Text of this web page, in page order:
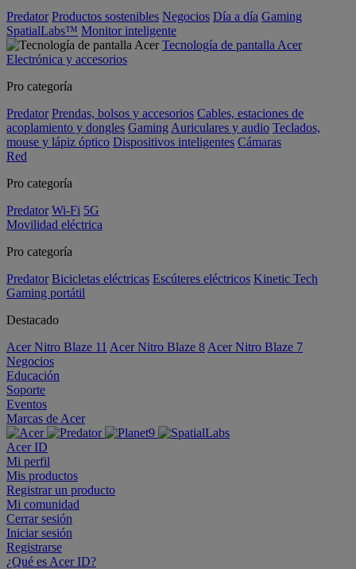
Predator Productos sostenibles Negocios Día a día Gaming
SpatialLabs™ Monitor inteligente
Tecnología de pantalla Acer
Electrónica y accesorios
Pro categoría
Predator Prendas, bolsos y accesorios Cables, estaciones de
acoplamiento y dongles Gaming Auriculares y audio Teclados,
mouse y lápiz óptico Dispositivos inteligentes Cámaras
Red
Pro categoría
Predator Wi-Fi 5G
Movilidad eléctrica
Pro categoría
Predator Bicicletas eléctricas Escúteres eléctricos Kinetic Tech
Gaming portátil
Destacado
Acer Nitro Blaze 11 Acer Nitro Blaze 8 Acer Nitro Blaze 7
Negocios
Educación
Soporte
Eventos
Marcas de Acer
Acer ID
Mi perfil
Mis productos
Registrar un producto
Mi comunidad
Cerrar sesión
Iniciar sesión
Registrarse
¿Qué es Acer ID?